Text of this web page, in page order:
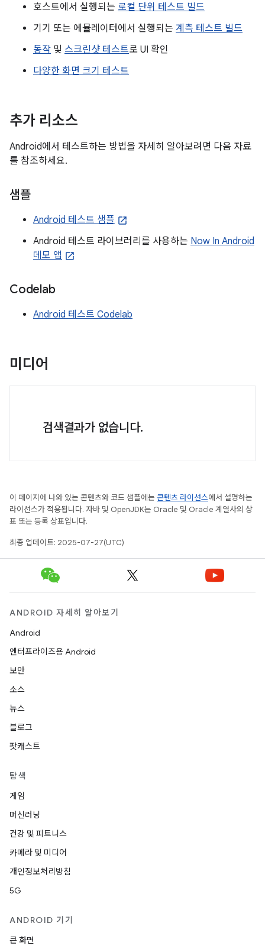
호스트에서 실행되는 로컬 단위 테스트 빌드
기기 또는 에뮬레이터에서 실행되는 계측 테스트 빌드
동작 및 스크린샷 테스트로 UI 확인
다양한 화면 크기 테스트
추가 리소스
Android에서 테스트하는 방법을 자세히 알아보려면 다음 자료
를 참조하세요.
샘플
Android 테스트 샘플
Android 테스트 라이브러리를 사용하는 Now In Android
데모 앱
Codelab
Android 테스트 Codelab
미디어
검색결과가 없습니다.
이 페이지에 나와 있는 콘텐츠와 코드 샘플에는 콘텐츠 라이선스에서 설명하는
라이선스가 적용됩니다. 자바 및 OpenJDK는 Oracle 및 Oracle 계열사의 상
표 또는 등록 상표입니다.
최종 업데이트: 2025-07-27(UTC)
ANDROID 자세히 알아보기
Android
엔터프라이즈용 Android
보안
소스
뉴스
블로그
팟캐스트
탐색
게임
머신러닝
건강 및 피트니스
카메라 및 미디어
개인정보처리방침
5G
ANDROID 기기
큰 화면